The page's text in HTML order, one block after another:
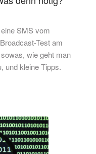
SMS vom
Test am
wie geht man
und kleine Tipps.